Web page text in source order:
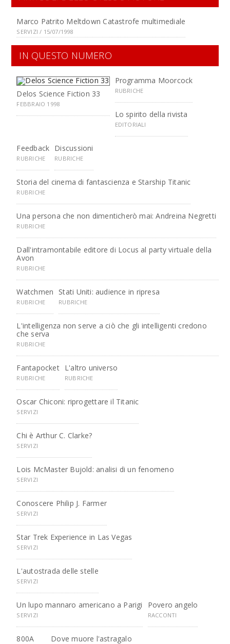
Marco Patrito Meltdown Catastrofe multimediale
SERVIZI / 15/07/1998
IN QUESTO NUMERO
Delos Science Fiction 33
FEBBRAIO 1998
Programma Moorcock
RUBRICHE
Lo spirito della rivista
EDITORIALI
Feedback
RUBRICHE
Discussioni
RUBRICHE
Storia del cinema di fantascienza e Starship Titanic
RUBRICHE
Una persona che non dimenticherò mai: Andreina Negretti
RUBRICHE
Dall'intramontabile editore di Locus al party virtuale della
Avon
RUBRICHE
Watchmen
RUBRICHE
Stati Uniti: audience in ripresa
RUBRICHE
L'intelligenza non serve a ciò che gli intelligenti credono
che serva
RUBRICHE
Fantapocket
RUBRICHE
L'altro universo
RUBRICHE
Oscar Chiconi: riprogettare il Titanic
SERVIZI
Chi è Arthur C. Clarke?
SERVIZI
Lois McMaster Bujold: analisi di un fenomeno
SERVIZI
Conoscere Philip J. Farmer
SERVIZI
Star Trek Experience in Las Vegas
SERVIZI
L'autostrada delle stelle
SERVIZI
Un lupo mannaro americano a Parigi
SERVIZI
Povero angelo
RACCONTI
800A Dove muore l'astragalo